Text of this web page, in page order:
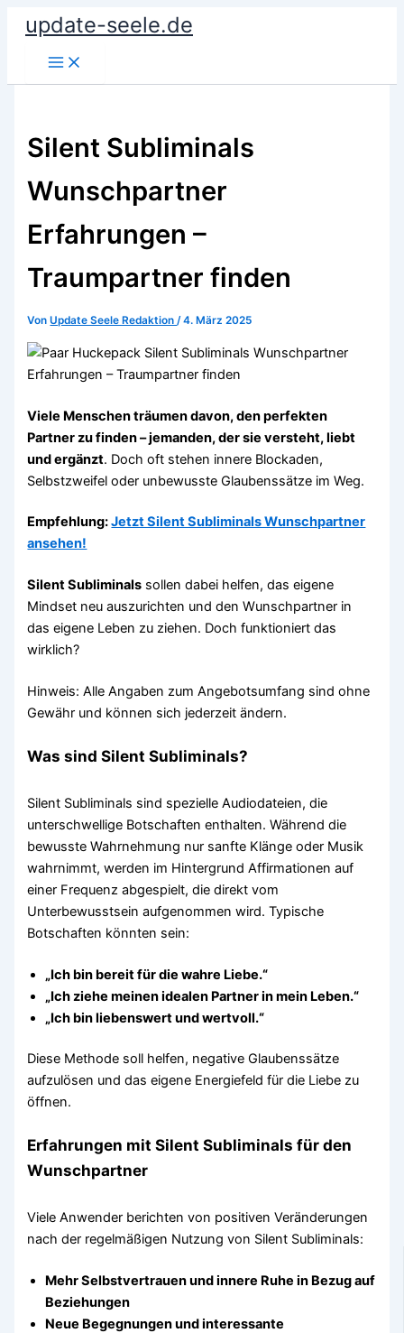
Zum
Inhalt
springen
update-seele.de
Silent Subliminals
Wunschpartner
Erfahrungen –
Traumpartner finden
VonUpdate Seele Redaktion/4. März 2025
Viele Menschen träumen davon, den perfekten
Partner zu finden – jemanden, der sie versteht, liebt
und ergänzt. Doch oft stehen innere Blockaden,
Selbstzweifel oder unbewusste Glaubenssätze im Weg.
Empfehlung:Jetzt Silent Subliminals Wunschpartner
ansehen!
Silent Subliminals sollen dabei helfen, das eigene
Mindset neu auszurichten und den Wunschpartner in
das eigene Leben zu ziehen. Doch funktioniert das
wirklich?
Hinweis: Alle Angaben zum Angebotsumfang sind ohne
Gewähr und können sich jederzeit ändern.
Was sind Silent Subliminals?
Silent Subliminals sind spezielle Audiodateien, die
unterschwellige Botschaften enthalten. Während die
bewusste Wahrnehmung nur sanfte Klänge oder Musik
wahrnimmt, werden im Hintergrund Affirmationen auf
einer Frequenz abgespielt, die direkt vom
Unterbewusstsein aufgenommen wird. Typische
Botschaften könnten sein:
„Ich bin bereit für die wahre Liebe.“
„Ich ziehe meinen idealen Partner in mein Leben.“
„Ich bin liebenswert und wertvoll.“
Diese Methode soll helfen, negative Glaubenssätze
aufzulösen und das eigene Energiefeld für die Liebe zu
öffnen.
Erfahrungen mit Silent Subliminals für den
Wunschpartner
Viele Anwender berichten von positiven Veränderungen
nach der regelmäßigen Nutzung von Silent Subliminals:
Mehr Selbstvertrauen und innere Ruhe in Bezug auf
Beziehungen
Neue Begegnungen und interessante